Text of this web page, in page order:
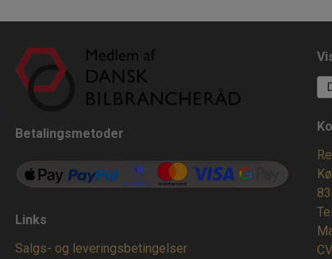
Betalingsmetoder
Links
Salgs- og leveringsbetingelser